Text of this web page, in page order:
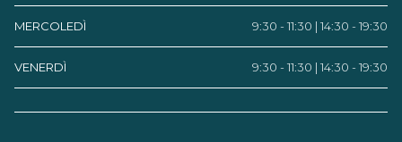
MERCOLEDÌ 9:30 - 11:30 | 14:30 - 19:30
VENERDÌ 9:30 - 11:30 | 14:30 - 19:30